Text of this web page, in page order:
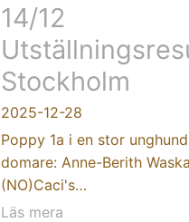
14/12
Stockholm
2025-12-28
Poppy 1a i en stor
domare: Anne-Berith
(NO)Caci's…
Läs mera